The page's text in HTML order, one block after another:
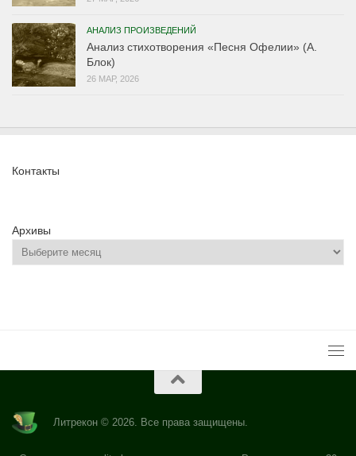
АНАЛИЗ ПРОИЗВЕДЕНИЙ
Анализ стихотворения «Песня Офелии» (А.
Блок)
26 МАР, 2026
Контакты
Архивы
Литрекон © 2026. Все права защищены.